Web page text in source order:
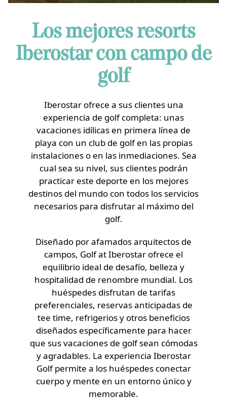
Los mejores resorts
Iberostar con campo de
golf
Iberostar ofrece a sus clientes una
experiencia de golf completa: unas
vacaciones idílicas en primera línea de
playa con un club de golf en las propias
instalaciones o en las inmediaciones. Sea
cual sea su nivel, sus clientes podrán
practicar este deporte en los mejores
destinos del mundo con todos los servicios
necesarios para disfrutar al máximo del
golf.
Diseñado por afamados arquitectos de
campos, Golf at Iberostar ofrece el
equilibrio ideal de desafío, belleza y
hospitalidad de renombre mundial. Los
huéspedes disfrutan de tarifas
preferenciales, reservas anticipadas de
tee time, refrigerios y otros beneficios
diseñados específicamente para hacer
que sus vacaciones de golf sean cómodas
y agradables. La experiencia Iberostar
Golf permite a los huéspedes conectar
cuerpo y mente en un entorno único y
memorable.